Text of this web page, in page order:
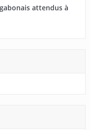
attendus à